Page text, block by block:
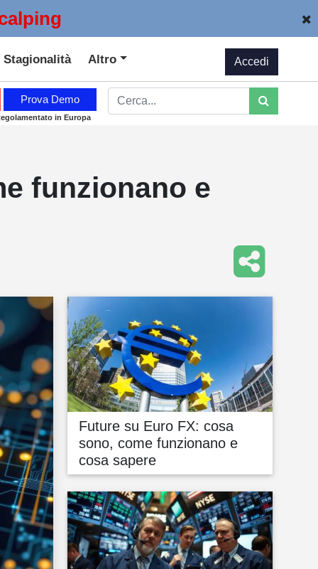
Stagionalità Altro Accedi
Prova Demo
in Europa
funzionano e
Future su Euro FX: cosa
sono, come funzionano e
cosa sapere